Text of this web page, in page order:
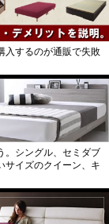
入するのが通販で失敗
。シングル、セミダブ
サイズのクイーン、キ